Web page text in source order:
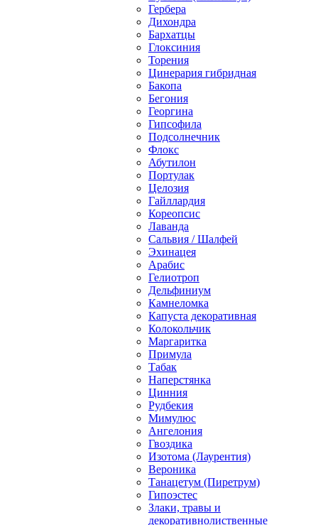
Гербера
Дихондра
Бархатцы
Глоксиния
Торения
Цинерария гибридная
Бакопа
Бегония
Георгина
Гипсофила
Подсолнечник
Флокс
Абутилон
Портулак
Целозия
Гайллардия
Кореопсис
Лаванда
Сальвия / Шалфей
Эхинацея
Арабис
Гелиотроп
Дельфиниум
Камнеломка
Капуста декоративная
Колокольчик
Маргаритка
Примула
Табак
Наперстянка
Цинния
Рудбекия
Мимулюс
Ангелония
Гвоздика
Изотома (Лаурентия)
Вероника
Танацетум (Пиретрум)
Гипоэстес
Злаки, травы и
декоративнолиственные